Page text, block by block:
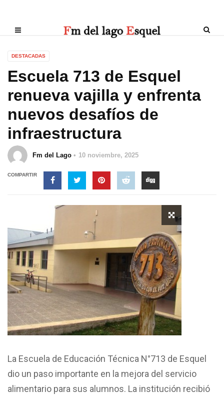
DESTACADAS
Escuela 713 de Esquel
renueva vajilla y enfrenta
nuevos desafíos de
infraestructura
Fm del Lago 10 noviembre, 2025
COMPARTIR
La Escuela de Educación Técnica N°713 de Esquel
dio un paso importante en la mejora del servicio
alimentario para sus alumnos. La institución recibió